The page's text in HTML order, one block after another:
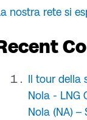
nostra rete si
Il tour della
Nola - LNG
Nola (NA) –